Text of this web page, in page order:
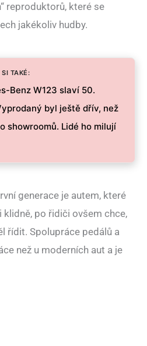
reproduktorů, které se
jakékoliv hudby.
SI TAKÉ:
Benz W123 slaví 50.
byl ještě dřív, než
showroomů. Lidé ho milují
generace je autem, které
po řidiči ovšem chce,
řídit. Spolupráce pedálů a
než u moderních aut a je